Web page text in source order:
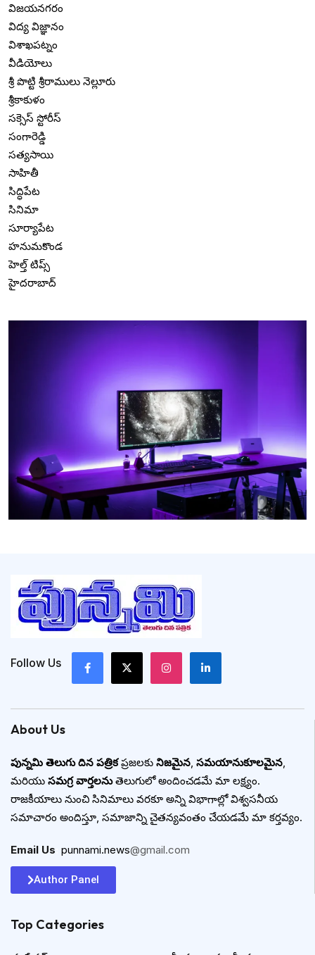
విజయనగరం
విద్య విజ్ఞానం
విశాఖపట్నం
వీడియోలు
శ్రీ పొట్టి శ్రీరాములు నెల్లూరు
శ్రీకాకుళం
సక్సెస్ స్టోరీస్
సంగారెడ్డి
సత్యసాయి
సాహితీ
సిద్ధిపేట
సినిమా
సూర్యాపేట
హనుమకొండ
హెల్త్ టిప్స్
హైదరాబాద్
Follow Us
About Us
పున్నమి తెలుగు దిన పత్రికప్రజలకు నిజమైన సమయానుకూలమైన
మరియు సమగ్ర వార్తలనుతెలుగులో అందించడమే మా లక్ష్యం.
రాజకీయాలు నుంచి సినిమాలు వరకూ అన్ని విభాగాల్లో విశ్వసనీయ
సమాచారం అందిస్తూ, సమాజాన్ని చైతన్యవంతం చేయడమే మా కర్తవ్యం.
Email Us punnami.news@gmail.com
Author Panel
Top Categories​